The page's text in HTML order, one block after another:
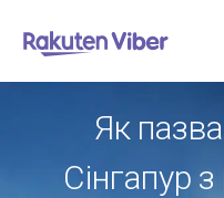
Як
Сінгапур